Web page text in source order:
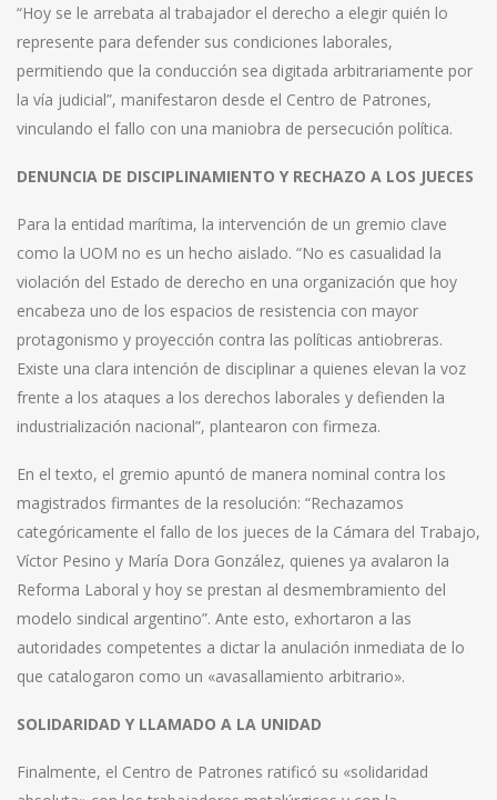
“Hoy se le arrebata al trabajador el derecho a elegir quién lo
represente para defender sus condiciones laborales,
permitiendo que la conducción sea digitada arbitrariamente por
la vía judicial”, manifestaron desde el Centro de Patrones,
vinculando el fallo con una maniobra de persecución política.
DENUNCIA DE DISCIPLINAMIENTO Y RECHAZO A LOS JUECES
Para la entidad marítima, la intervención de un gremio clave
como la UOM no es un hecho aislado. “No es casualidad la
violación del Estado de derecho en una organización que hoy
encabeza uno de los espacios de resistencia con mayor
protagonismo y proyección contra las políticas antiobreras.
Existe una clara intención de disciplinar a quienes elevan la voz
frente a los ataques a los derechos laborales y defienden la
industrialización nacional”, plantearon con firmeza.
En el texto, el gremio apuntó de manera nominal contra los
magistrados firmantes de la resolución: “Rechazamos
categóricamente el fallo de los jueces de la Cámara del Trabajo,
Víctor Pesino y María Dora González, quienes ya avalaron la
Reforma Laboral y hoy se prestan al desmembramiento del
modelo sindical argentino”. Ante esto, exhortaron a las
autoridades competentes a dictar la anulación inmediata de lo
que catalogaron como un «avasallamiento arbitrario».
SOLIDARIDAD Y LLAMADO A LA UNIDAD
Finalmente, el Centro de Patrones ratificó su «solidaridad